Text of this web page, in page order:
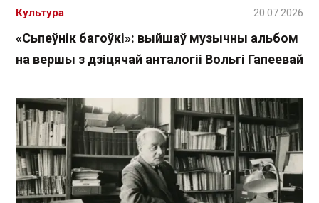
«Сьпеўнік багоўкі»: выйшаў музычны альбом
на вершы з дзіцячай анталогіі Вольгі Гапеевай
Культура 20.07.2026